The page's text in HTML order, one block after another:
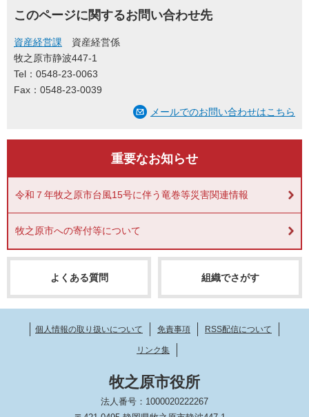
このページに関するお問い合わせ先
資産経営課
資産経営係
牧之原市静波447-1
Tel：0548-23-0063
Fax：0548-23-0039
メールでのお問い合わせはこちら
重要なお知らせ
令和７年牧之原市台風15号に伴う竜巻等災害関連情報
牧之原市への寄付等について
よくある質問 組織でさがす
個人情報の取り扱いについて 免責事項 RSS配信について
リンク集
牧之原市役所
法人番号：1000020222267